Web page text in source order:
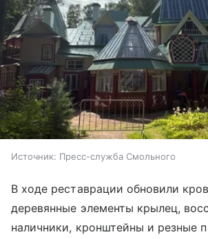
Источник: Пресс-служба Смольного
В ходе реставрации обновили
деревянные элементы крылец,
наличники, кронштейны и резные